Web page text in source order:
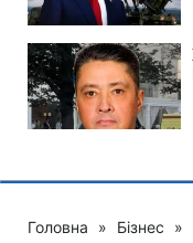
Головна » Бізнес »